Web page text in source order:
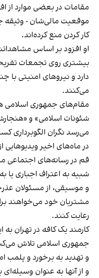
مقامات در بعضی موارد از
موقعیت مالی‌شان - وثیقه
کار کردن منع کرده‌اند.
او افزود بر اساس
بیشتری روی تجمعات
دارد و نیروهای امنیتی با
می‌کنند.
مقام‌های جمهوری اسلامی
شئونات اسلامی» و
می‌رسد نگران الگوبرداری
در ماه‌های اخیر
قم در رسانه‌های اجتماعی
شبیه به اعتراف اجباری یا
و موسیقی، از مسئولان
مشتریان خود می‌خواهند
رعایت کنند.
کارمند یک کافه در تهران
جمهوری اسلامی تلاش
و تهدید به برخورد و پلمب
و از آنها به عنوان